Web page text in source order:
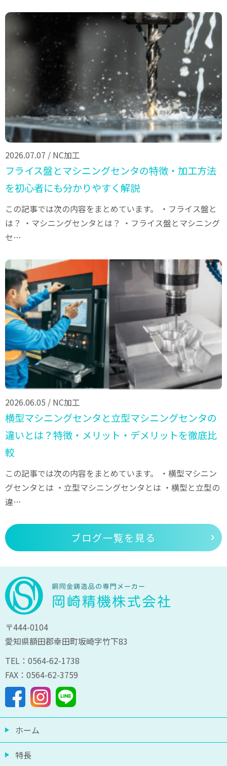
2026.07.07 / NC加工
フライス盤とマシニングセンタの特徴・加工方法
を初心者にも分かりやすく解説
この記事では次の内容をまとめています。 ・フライス盤と
は？ ・マシニングセンタとは？ ・フライス盤とマシニング
セ…
2026.06.05 / NC加工
横型マシニングセンタと立型マシニングセンタの
違いとは？特徴・メリット・デメリットを徹底比
較
この記事では次の内容をまとめています。 ・横型マシニン
グセンタとは ・立型マシニングセンタとは ・横型と立型の
違…
ブログ一覧を見る
〒444-0104
愛知県額田郡幸田町坂崎字竹下83
TEL：0564-62-1738
FAX：0564-62-3759
ホーム
特長